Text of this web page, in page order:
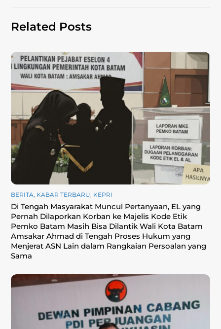
Related Posts
BERITA, KABAR TERBARU, KEPRI
Di Tengah Masyarakat Muncul Pertanyaan, EL yang
Pernah Dilaporkan Korban ke Majelis Kode Etik
Pemko Batam Masih Bisa Dilantik Wali Kota Batam
Amsakar Ahmad di Tengah Proses Hukum yang
Menjerat ASN Lain dalam Rangkaian Persoalan yang
Sama